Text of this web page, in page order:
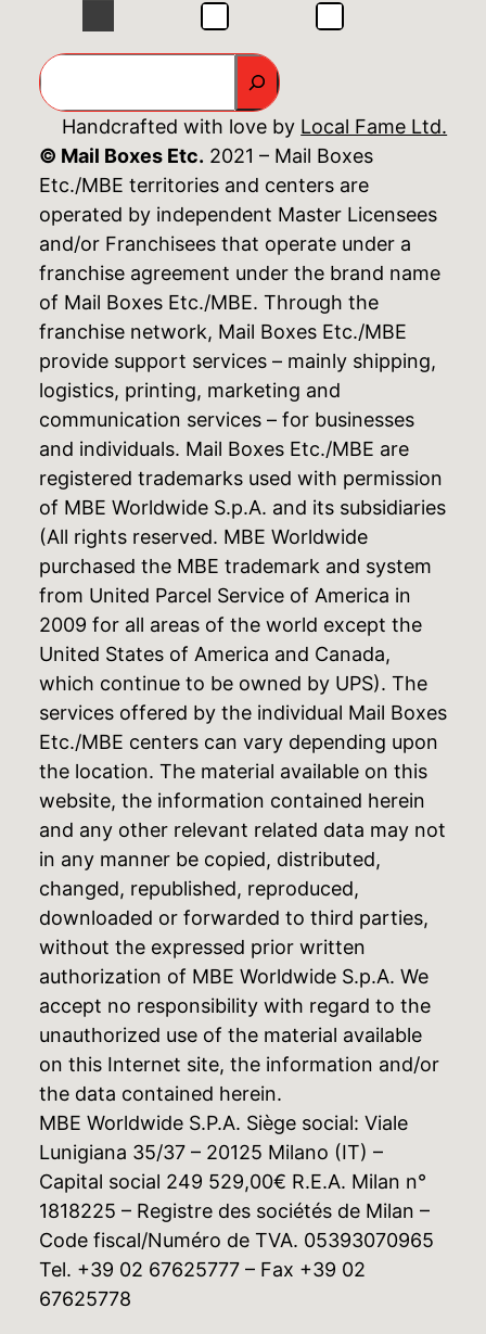
GO
Handcrafted with love by Local Fame Ltd.
© Mail Boxes Etc. 2021 – Mail Boxes
Etc./MBE territories and centers are
operated by independent Master Licensees
and/or Franchisees that operate under a
franchise agreement under the brand name
of Mail Boxes Etc./MBE. Through the
franchise network, Mail Boxes Etc./MBE
provide support services – mainly shipping,
logistics, printing, marketing and
communication services – for businesses
and individuals. Mail Boxes Etc./MBE are
registered trademarks used with permission
of MBE Worldwide S.p.A. and its subsidiaries
(All rights reserved. MBE Worldwide
purchased the MBE trademark and system
from United Parcel Service of America in
2009 for all areas of the world except the
United States of America and Canada,
which continue to be owned by UPS). The
services offered by the individual Mail Boxes
Etc./MBE centers can vary depending upon
the location. The material available on this
website, the information contained herein
and any other relevant related data may not
in any manner be copied, distributed,
changed, republished, reproduced,
downloaded or forwarded to third parties,
without the expressed prior written
authorization of MBE Worldwide S.p.A. We
accept no responsibility with regard to the
unauthorized use of the material available
on this Internet site, the information and/or
the data contained herein.
MBE Worldwide S.P.A. Siège social: Viale
Lunigiana 35/37 – 20125 Milano (IT) –
Capital social 249 529,00€ R.E.A. Milan n°
1818225 – Registre des sociétés de Milan –
Code fiscal/Numéro de TVA. 05393070965
Tel. +39 02 67625777 – Fax +39 02
67625778